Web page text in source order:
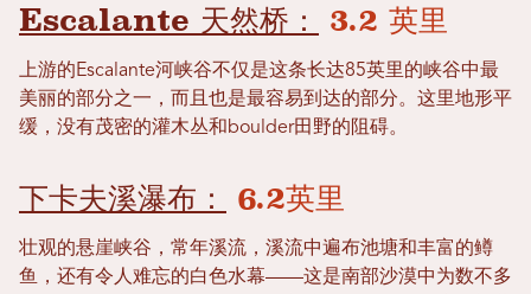
Escalante 天然桥： 3.2 英里
上游的Escalante河峡谷不仅是这条长达85英里的峡谷中最
美丽的部分之一，而且也是最容易到达的部分。这里地形平
缓，没有茂密的灌木丛和boulder田野的阻碍。
下卡夫溪瀑布： 6.2英里
壮观的悬崖峡谷，常年溪流，溪流中遍布池塘和丰富的鳟
鱼，还有令人难忘的白色水幕——这是南部沙漠中为数不多